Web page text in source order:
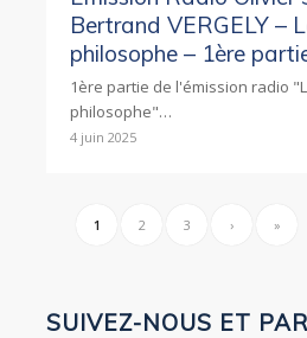
Bertrand VERGELY –
philosophe – 1ère
1ère partie de l'émission radio
philosophe"…
4 juin 2025
1 2 3 › »
SUIVEZ-NOUS ET